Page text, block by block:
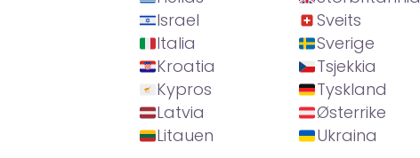
Israel
Italia
Kroatia
Kypros
Latvia
Litauen
Sveits
Sverige
Tsjekkia
Tyskland
Østerrike
Ukraina